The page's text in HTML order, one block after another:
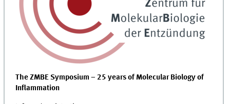
The ZMBE Symposium – 25 years of Molecular Biology of
Inflammation